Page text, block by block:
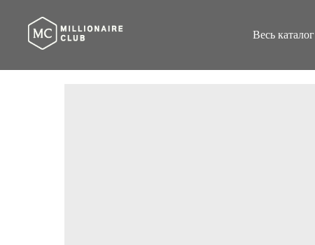
Весь каталог